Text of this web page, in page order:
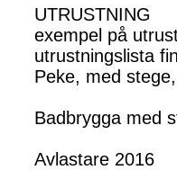
UTRUSTNING
exempel på
utrustningslista
Peke, med
Badbrygga med
Avlastare 2016